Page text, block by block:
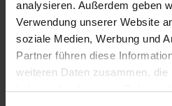
analysieren. Außerdem geben
Verwendung unserer Website
soziale Medien, Werbung und
Partner führen diese
weiteren Daten zusammen, die
haben oder die sie im Rahmen
genommen.
0,00 €
inkl. ges. USt.,zzgl. Versandkosten